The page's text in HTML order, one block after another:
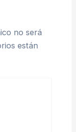
no será
están